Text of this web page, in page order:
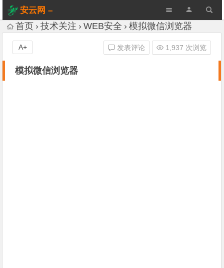
安云网 –
AnYun.ORG
首页 技术关注 WEB安全 模拟微信浏览器
模拟微信浏览器
发表评论 1,937 次浏览
A+